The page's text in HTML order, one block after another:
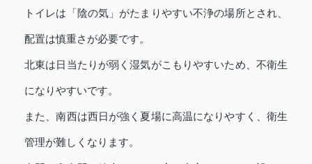
トイレは「陰の気」がたまりやすい不浄の場所とされ、
配置は慎重さが必要です。
北東は日当たりが弱く湿気がこもりやすいため、不衛生
になりやすいです。
また、南西は西日が強く夏場に高温になりやすく、衛生
管理が難しくなります。